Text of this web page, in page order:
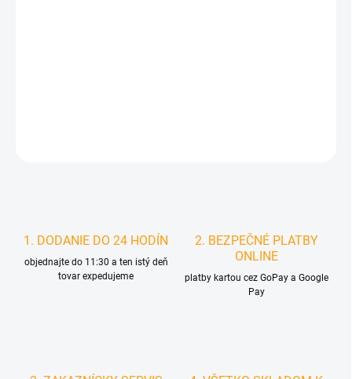
1. DODANIE DO 24 HODÍN
objednajte do 11:30 a ten istý deň
tovar expedujeme
2. BEZPEČNÉ PLATBY
ONLINE
platby kartou cez GoPay a Google
Pay